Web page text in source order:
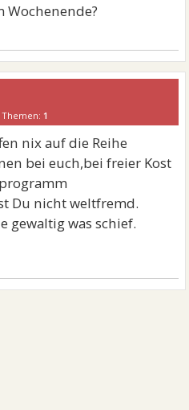
Wochenende?
Themen: 1
nix auf die Reihe
bei euch,bei freier Kost
Du nicht weltfremd.
gewaltig was schief.